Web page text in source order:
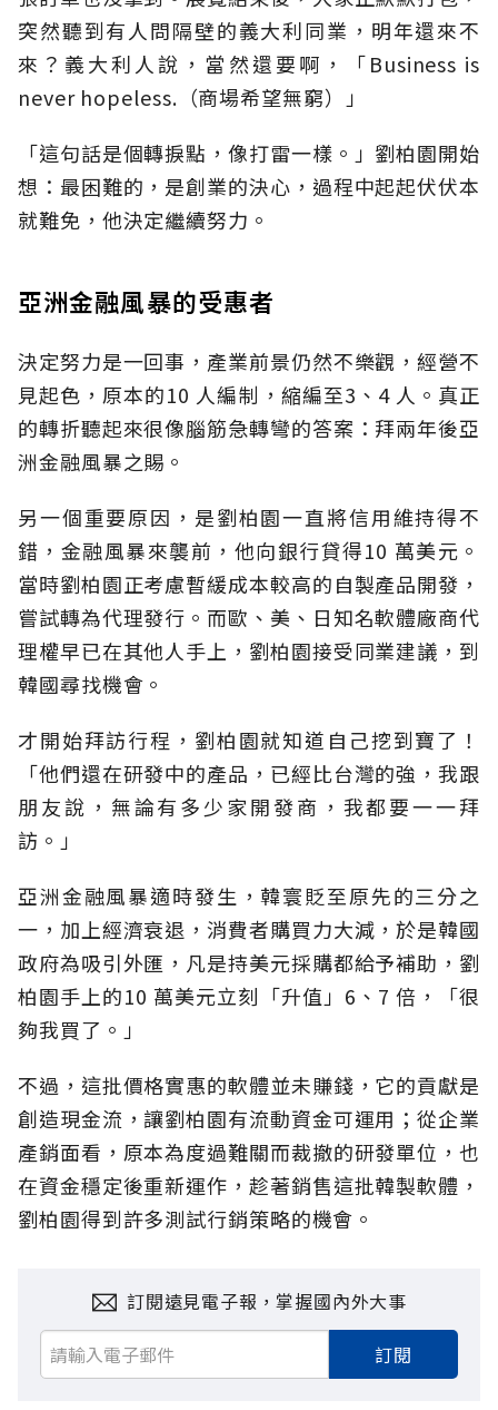
突然聽到有人問隔壁的義大利同業，明年還來不
來？義大利人說，當然還要啊，「Business is
never hopeless.（商場希望無窮）」
「這句話是個轉捩點，像打雷一樣。」劉柏園開始
想：最困難的，是創業的決心，過程中起起伏伏本
就難免，他決定繼續努力。
亞洲金融風暴的受惠者
決定努力是一回事，產業前景仍然不樂觀，經營不
見起色，原本的10 人編制，縮編至3、4 人。真正
的轉折聽起來很像腦筋急轉彎的答案：拜兩年後亞
洲金融風暴之賜。
另一個重要原因，是劉柏園一直將信用維持得不
錯，金融風暴來襲前，他向銀行貸得10 萬美元。
當時劉柏園正考慮暫緩成本較高的自製產品開發，
嘗試轉為代理發行。而歐、美、日知名軟體廠商代
理權早已在其他人手上，劉柏園接受同業建議，到
韓國尋找機會。
才開始拜訪行程，劉柏園就知道自己挖到寶了！
「他們還在研發中的產品，已經比台灣的強，我跟
朋友說，無論有多少家開發商，我都要一一拜
訪。」
亞洲金融風暴適時發生，韓寰貶至原先的三分之
一，加上經濟衰退，消費者購買力大減，於是韓國
政府為吸引外匯，凡是持美元採購都給予補助，劉
柏園手上的10 萬美元立刻「升值」6、7 倍，「很
夠我買了。」
不過，這批價格實惠的軟體並未賺錢，它的貢獻是
創造現金流，讓劉柏園有流動資金可運用；從企業
產銷面看，原本為度過難關而裁撤的研發單位，也
在資金穩定後重新運作，趁著銷售這批韓製軟體，
劉柏園得到許多測試行銷策略的機會。
訂閱遠見電子報，掌握國內外大事
訂閱